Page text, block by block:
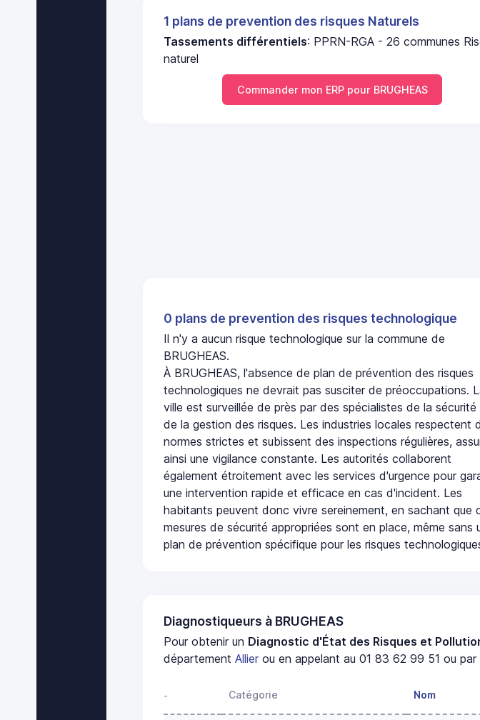
1 plans de prevention des risques Naturels
Tassements différentiels: PPRN-RGA - 26 communes
naturel
Commander mon ERP pour BRUGHEAS
0 plans de prevention des risques technologique
Il n'y a aucun risque technologique sur la commune de
BRUGHEAS.
À BRUGHEAS, l'absence de plan de prévention des risques
technologiques ne devrait pas susciter de préoccupations.
ville est surveillée de près par des spécialistes de la sécurité
de la gestion des risques. Les industries locales respectent
normes strictes et subissent des inspections régulières,
ainsi une vigilance constante. Les autorités collaborent
également étroitement avec les services d'urgence pour
une intervention rapide et efficace en cas d'incident. Les
habitants peuvent donc vivre sereinement, en sachant que
mesures de sécurité appropriées sont en place, même sans
plan de prévention spécifique pour les risques
Diagnostiqueurs à BRUGHEAS
Pour obtenir un Diagnostic d'État des Risques et
départementAllier ou en appelant au 01 83 62 99 51 ou par
- Catégorie Nom